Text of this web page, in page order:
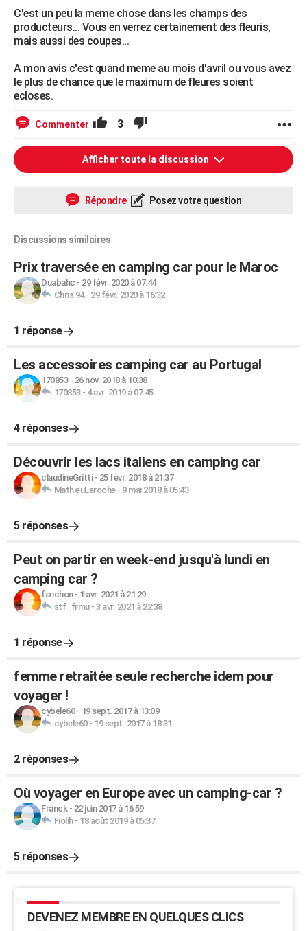
C'est un peu la meme chose dans les champs des
producteurs... Vous en verrez certainement des fleuris,
mais aussi des coupes...
A mon avis c'est quand meme au mois d'avril ou vous avez
le plus de chance que le maximum de fleures soient
ecloses.
Commenter 3
Afficher toute la discussion
Répondre Posez votre question
Discussions similaires
Prix traversée en camping car pour le Maroc
Duabahc - 29 févr. 2020 à 07:44
Chris 94- 29 févr. 2020 à 16:32
1 réponse
Les accessoires camping car au Portugal
170853- 26 nov. 2018 à 10:38
170853- 4 avr. 2019 à 07:45
4 réponses
Découvrir les lacs italiens en camping car
claudineGritti- 25 févr. 2018 à 21:37
MathieuLaroche- 9 mai 2018 à 05:43
5 réponses
Peut on partir en week-end jusqu'à lundi en
camping car ?
fanchon- 1 avr. 2021 à 21:29
stf_frmu- 3 avr. 2021 à 22:38
1 réponse
femme retraitée seule recherche idem pour
voyager !
cybele60- 19 sept. 2017 à 13:09
cybele60- 19 sept. 2017 à 18:31
2 réponses
Où voyager en Europe avec un camping-car ?
Franck- 22 juin 2017 à 16:59
Fiolih- 18 août 2019 à 05:37
5 réponses
DEVENEZ MEMBRE EN QUELQUES CLICS